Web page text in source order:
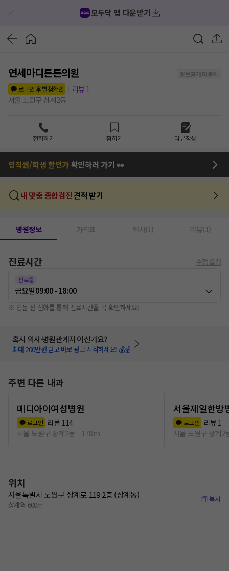
모두닥 앱 다운받기
연세마디튼튼의원
정보공개 미동의
로그인 후 별점확인
리뷰 1
서울 노원구 상계2동
전화하기 찜하기 리뷰작성
임직원/학생 할인가확인하러 가기 👀
내 맞춤 종합검진 견적 받기
병원정보 가격표 의사(1) 리뷰(1)
진료시간 수정 요청
진료중
금요일09:00 - 18:00
※ 방문 전 전화를 통해 진료시간을 꼭 확인하세요!
혹시 의사·병원관계자 이신가요?
최대 200만원 받고 바로 광고 시작하세요! 💰💰
주변 다른 내과
메디아이여성병원
로그인 리뷰 114
서울 노원구 상계2동
178m
서울제일한방
로그인 리뷰 1
서울 노원구 상계2
위치
서울특별시 노원구 상계로 119 2층 (상계동)
상계역 600m
복사